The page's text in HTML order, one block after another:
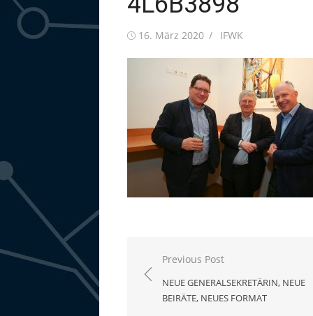
Posted
16. März 2020 Author
IFWK
Beitragsnavigation
Previous Post
NEUE GENERALSEKRETÄRIN, NEUE
BEIRÄTE, NEUES FORMAT